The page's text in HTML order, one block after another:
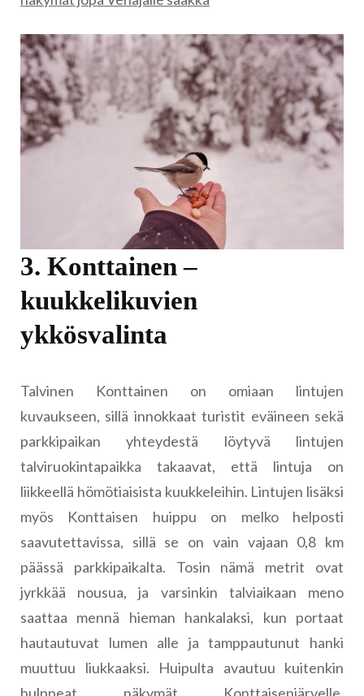
3. Konttainen –
kuukkelikuvien
ykkösvalinta
Talvinen Konttainen on omiaan lintujen
kuvaukseen, sillä innokkaat turistit eväineen sekä
parkkipaikan yhteydestä löytyvä lintujen
talviruokintapaikka takaavat, että lintuja on
liikkeellä hömötiaisista kuukkeleihin. Lintujen lisäksi
myös Konttaisen huippu on melko helposti
saavutettavissa, sillä se on vain vajaan 0,8 km
päässä parkkipaikalta. Tosin nämä metrit ovat
jyrkkää nousua, ja varsinkin talviaikaan meno
saattaa mennä hieman hankalaksi, kun portaat
hautautuvat lumen alle ja tamppautunut hanki
muuttuu liukkaaksi. Huipulta avautuu kuitenkin